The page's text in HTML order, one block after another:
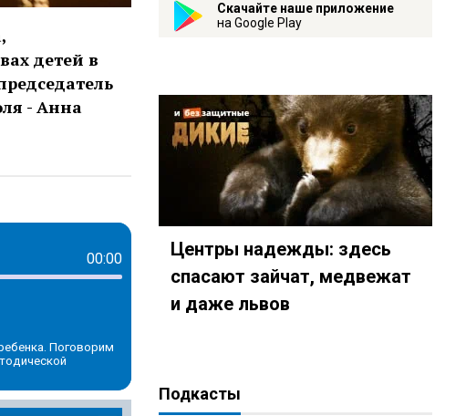
детей в
- Анна
00:00
Поговорим
Скачайте наше приложение
на Google Play
Центры надежды: здесь
спасают зайчат, медвежат
и даже львов
Подкасты